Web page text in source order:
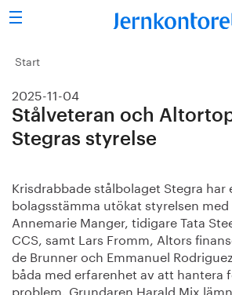
Sök
Stålindustrin
Vision 2050
Forskning/utbildning
Vi tycker
Publicerat
Start
2025-11-04
Stålveteran och
Stegras styrelse
Krisdrabbade stålbolaget Stegra har
bolagsstämma utökat styrelsen
Annemarie Manger, tidigare Tata
CCS, samt Lars Fromm, Altors
de Brunner och Emmanuel
båda med erfarenhet av att hantera
problem. Grundaren Harald Mix